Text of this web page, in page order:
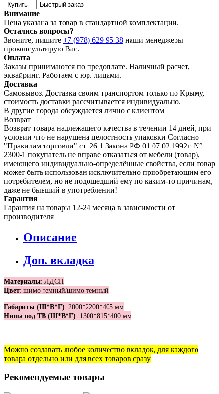
Купить Быстрый заказ
Внимание
Цена указана за товар в стандартной комплектации.
Остались вопросы?
Звоните, пишите +7 (978) 629 95 38 наши менеджеры
проконсультирую Вас.
Оплата
Заказы принимаются по предоплате. Наличный расчет,
эквайринг. Работаем с юр. лицами.
Доставка
Самовывоз. Доставка своим транспортом только по Крыму,
стоимость доставки рассчитывается индивидуально.
В другие города обсуждается лично с клиентом
Возврат
Возврат товара надлежащего качества в течении 14 дней, при
условии что не нарушена целостность упаковки Согласно
"Правилам торговли" ст. 26.1 Закона РФ 01 07.02.1992г. N°
2300-1 покупатель не вправе отказаться от мебели (товар),
имеющего индивидуально-определённые свойства, если товар
может быть использован исключительно приобретающим его
потребителем, но не подошедший eмy по каким-то причинам,
даже не бывший в употреблении!
Гарантия
Гарантия на товары 12-24 месяца в зависимости от
производителя
Описание
Доп. вкладка
Материалы: ЛДСП
Цвет: шимо темный/шимо темный
Габариты (Ш*В*Г): 2000*2200*405 мм
Ниша под ТВ (Ш*В*Г): 1300*815*400 мм
Можно создавать любое количество вкладок, для каждого
товара отдельно или для всех товаров сразу
Рекомендуемые товары